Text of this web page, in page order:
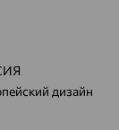
дизайн